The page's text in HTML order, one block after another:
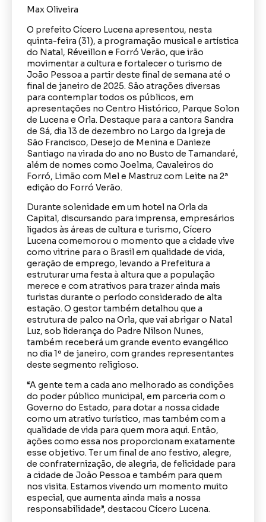
Max Oliveira
O prefeito Cícero Lucena apresentou, nesta
quinta-feira (31), a programação musical e artística
do Natal, Réveillon e Forró Verão, que irão
movimentar a cultura e fortalecer o turismo de
João Pessoa a partir deste final de semana até o
final de janeiro de 2025. São atrações diversas
para contemplar todos os públicos, em
apresentações no Centro Histórico, Parque Solon
de Lucena e Orla. Destaque para a cantora Sandra
de Sá, dia 13 de dezembro no Largo da Igreja de
São Francisco, Desejo de Menina e Danieze
Santiago na virada do ano no Busto de Tamandaré,
além de nomes como Joelma, Cavaleiros do
Forró, Limão com Mel e Mastruz com Leite na 2ª
edição do Forró Verão.
Durante solenidade em um hotel na Orla da
Capital, discursando para imprensa, empresários
ligados às áreas de cultura e turismo, Cícero
Lucena comemorou o momento que a cidade vive
como vitrine para o Brasil em qualidade de vida,
geração de emprego, levando a Prefeitura a
estruturar uma festa à altura que a população
merece e com atrativos para trazer ainda mais
turistas durante o período considerado de alta
estação. O gestor também detalhou que a
estrutura de palco na Orla, que vai abrigar o Natal
Luz, sob liderança do Padre Nilson Nunes,
também receberá um grande evento evangélico
no dia 1º de janeiro, com grandes representantes
deste segmento religioso.
“A gente tem a cada ano melhorado as condições
do poder público municipal, em parceria com o
Governo do Estado, para dotar a nossa cidade
como um atrativo turístico, mas também com a
qualidade de vida para quem mora aqui. Então,
ações como essa nos proporcionam exatamente
esse objetivo. Ter um final de ano festivo, alegre,
de confraternização, de alegria, de felicidade para
a cidade de João Pessoa e também para quem
nos visita. Estamos vivendo um momento muito
especial, que aumenta ainda mais a nossa
responsabilidade”, destacou Cícero Lucena.